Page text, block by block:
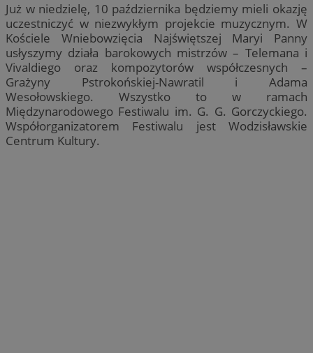
Już w niedzielę, 10 października będziemy mieli okazję
uczestniczyć w niezwykłym projekcie muzycznym. W
Kościele Wniebowzięcia Najświętszej Maryi Panny
usłyszymy działa barokowych mistrzów – Telemana i
Vivaldiego oraz kompozytorów współczesnych –
Grażyny Pstrokońskiej-Nawratil i Adama
Wesołowskiego. Wszystko to w ramach
Międzynarodowego Festiwalu im. G. G. Gorczyckiego.
Współorganizatorem Festiwalu jest Wodzisławskie
Centrum Kultury.